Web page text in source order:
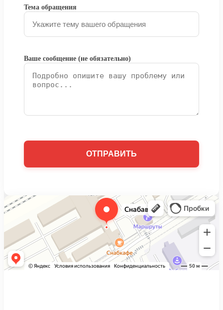
Тема обращения
Ваше сообщение (не обязательно)